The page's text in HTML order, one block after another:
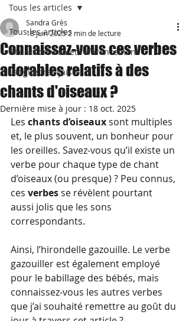
Tous les articles
Rédaction web et référencement
Langue française
Tous les articles
Connaissez-vous ces verbes
adorables relatifs à des
chants d'oiseaux ?
Sandra Grès
18 juin 20252 min de lecture
Dernière mise à jour : 18 oct. 2025
Les chants d’oiseaux sont multiples
et, le plus souvent, un bonheur pour
les oreilles. Savez-vous qu’il existe un
verbe pour chaque type de chant
d’oiseaux (ou presque) ? Peu connus,
ces verbes se révèlent pourtant
aussi jolis que les sons
correspondants.
Ainsi, l’hirondelle gazouille. Le verbe
gazouiller est également employé
pour le babillage des bébés, mais
connaissez-vous les autres verbes
que j’ai souhaité remettre au goût du